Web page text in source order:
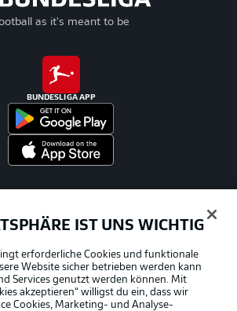
as it's meant to be
BUNDESLIGA APP
IST UNS WICHTIG
erforderliche Cookies und funktionale
Website sicher betrieben werden kann
Services genutzt werden können. Mit
akzeptieren“ willigst du ein, dass wir
Cookies, Marketing- und Analyse-